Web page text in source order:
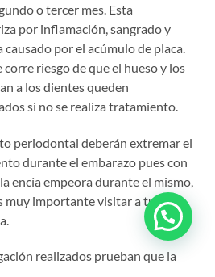
o tercer mes. Esta
por inflamación, sangrado y
por el acúmulo de placa.
corre riesgo de que el hueso y los
a los dientes queden
si no se realiza tratamiento.
periodontal deberán extremar el
durante el embarazo pues con
encía empeora durante el mismo,
muy importante visitar a tu
realizados prueban que la